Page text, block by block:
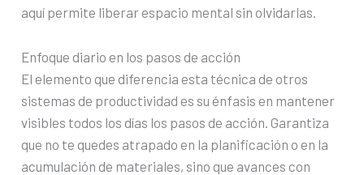
aquí permite liberar espacio mental sin olvidarlas.
Enfoque diario en los pasos de acción
El elemento que diferencia esta técnica de otros
sistemas de productividad es su énfasis en mantener
visibles todos los días los pasos de acción. Garantiza
que no te quedes atrapado en la planificación o en la
acumulación de materiales, sino que avances con